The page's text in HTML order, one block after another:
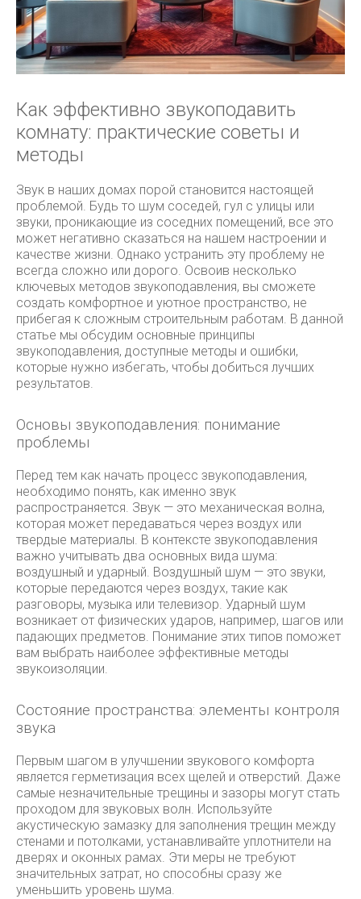
Как эффективно звукоподавить
комнату: практические советы и
методы
Звук в наших домах порой становится настоящей
проблемой. Будь то шум соседей, гул с улицы или
звуки, проникающие из соседних помещений, все это
может негативно сказаться на нашем настроении и
качестве жизни. Однако устранить эту проблему не
всегда сложно или дорого. Освоив несколько
ключевых методов звукоподавления, вы сможете
создать комфортное и уютное пространство, не
прибегая к сложным строительным работам. В данной
статье мы обсудим основные принципы
звукоподавления, доступные методы и ошибки,
которые нужно избегать, чтобы добиться лучших
результатов.
Основы звукоподавления: понимание
проблемы
Перед тем как начать процесс звукоподавления,
необходимо понять, как именно звук
распространяется. Звук — это механическая волна,
которая может передаваться через воздух или
твердые материалы. В контексте звукоподавления
важно учитывать два основных вида шума:
воздушный и ударный. Воздушный шум — это звуки,
которые передаются через воздух, такие как
разговоры, музыка или телевизор. Ударный шум
возникает от физических ударов, например, шагов или
падающих предметов. Понимание этих типов поможет
вам выбрать наиболее эффективные методы
звукоизоляции.
Состояние пространства: элементы контроля
звука
Первым шагом в улучшении звукового комфорта
является герметизация всех щелей и отверстий. Даже
самые незначительные трещины и зазоры могут стать
проходом для звуковых волн. Используйте
акустическую замазку для заполнения трещин между
стенами и потолками, устанавливайте уплотнители на
дверях и оконных рамах. Эти меры не требуют
значительных затрат, но способны сразу же
уменьшить уровень шума.